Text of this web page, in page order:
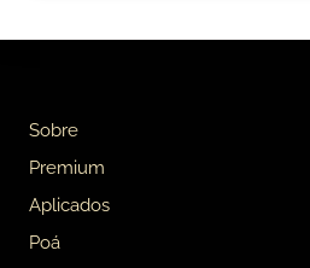
Sobre
Premium
Aplicados
Poá